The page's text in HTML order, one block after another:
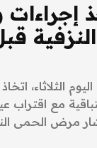
إجراءات
الثلاثاء،
مع اقتراب
مرض الحمى